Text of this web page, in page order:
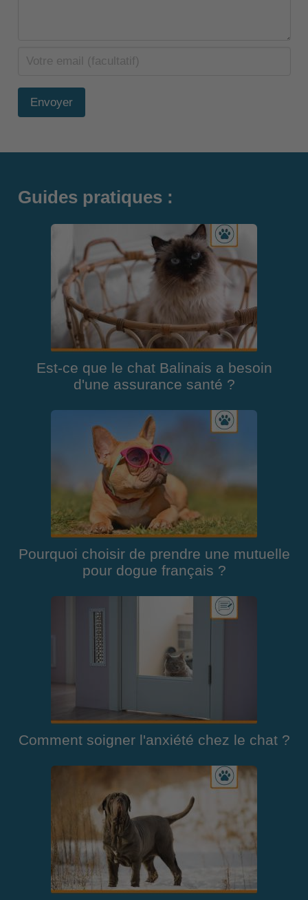
Envoyer
Guides pratiques :
Est-ce que le chat Balinais a besoin
d'une assurance santé ?
Pourquoi choisir de prendre une mutuelle
pour dogue français ?
Comment soigner l'anxiété chez le chat ?